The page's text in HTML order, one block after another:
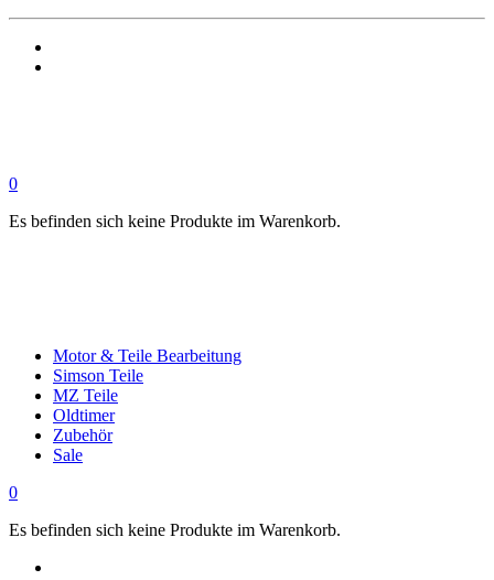
0
Es befinden sich keine Produkte im Warenkorb.
Motor & Teile Bearbeitung
Simson Teile
MZ Teile
Oldtimer
Zubehör
Sale
0
Es befinden sich keine Produkte im Warenkorb.